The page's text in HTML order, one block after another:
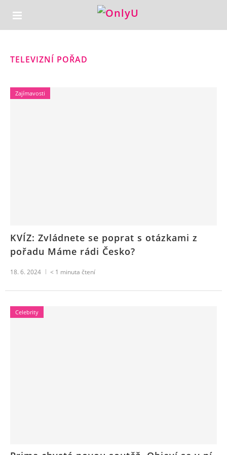
TELEVIZNÍ POŘAD
Zajímavosti
KVÍZ: Zvládnete se poprat s otázkami z
pořadu Máme rádi Česko?
18. 6. 2024 < 1 minuta čtení
Celebrity